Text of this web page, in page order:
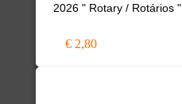
2026 " Rotary / Rotários "
€ 2,80